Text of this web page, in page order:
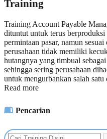
Training
Training Account Payable
dituntut untuk terus
permintaan pasar, namun
perusahaan tidak memiliki
hutangnya yang timbual
sehingga sering perusahaan
untuk mengurbankan salah
Read more
Pencarian